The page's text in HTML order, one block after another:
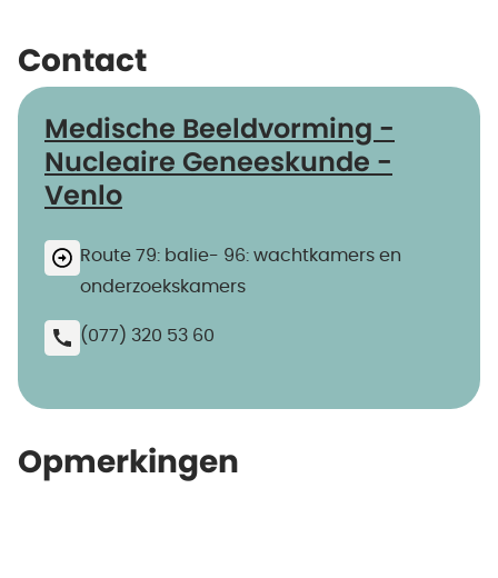
Contact
Medische Beeldvorming -
Nucleaire Geneeskunde -
Venlo
Route 79: balie- 96: wachtkamers en
onderzoekskamers
(077) 320 53 60
Opmerkingen